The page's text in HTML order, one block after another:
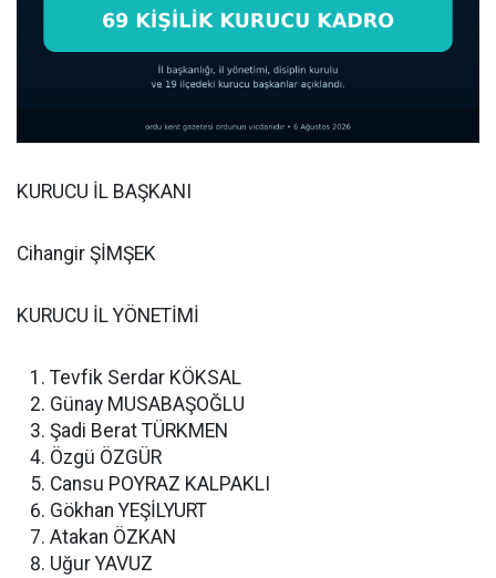
KURUCU İL BAŞKANI
Cihangir ŞİMŞEK
KURUCU İL YÖNETİMİ
Tevfik Serdar KÖKSAL
Günay MUSABAŞOĞLU
Şadi Berat TÜRKMEN
Özgü ÖZGÜR
Cansu POYRAZ KALPAKLI
Gökhan YEŞİLYURT
Atakan ÖZKAN
Uğur YAVUZ